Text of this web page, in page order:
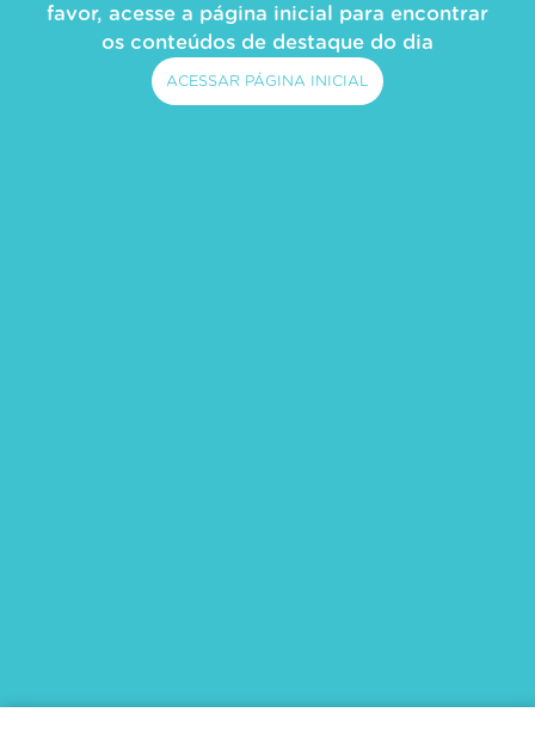
favor, acesse a página inicial para encontrar
os conteúdos de destaque do dia
ACESSAR PÁGINA INICIAL